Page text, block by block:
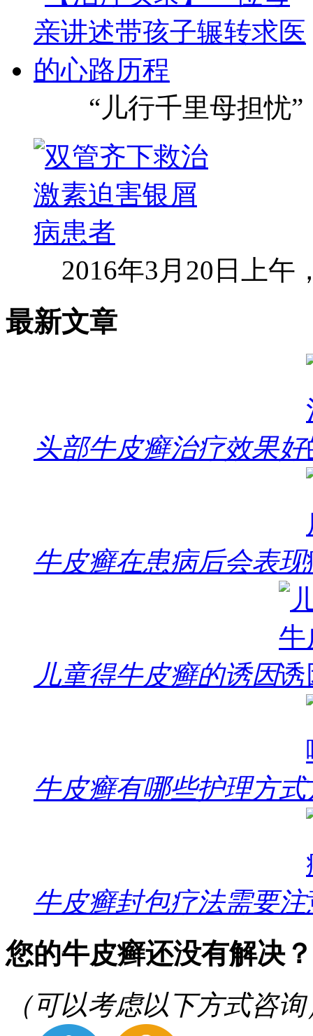
“儿行千里母担忧”
2016年3月20日上午
最新文章
头部牛皮癣治疗效果好
牛皮癣在患病后会表现
儿童得牛皮癣的诱因
牛皮癣有哪些护理方式
牛皮癣封包疗法需要注
您的牛皮癣还没有解决？
（可以考虑以下方式咨询